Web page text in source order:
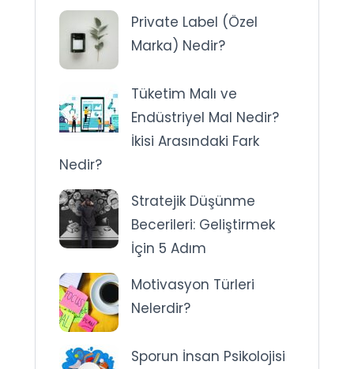
Private Label (Özel
Marka) Nedir?
Tüketim Malı ve
Endüstriyel Mal Nedir?
İkisi Arasındaki Fark
Nedir?
Stratejik Düşünme
Becerileri: Geliştirmek
İçin 5 Adım
Motivasyon Türleri
Nelerdir?
Sporun İnsan Psikolojisi